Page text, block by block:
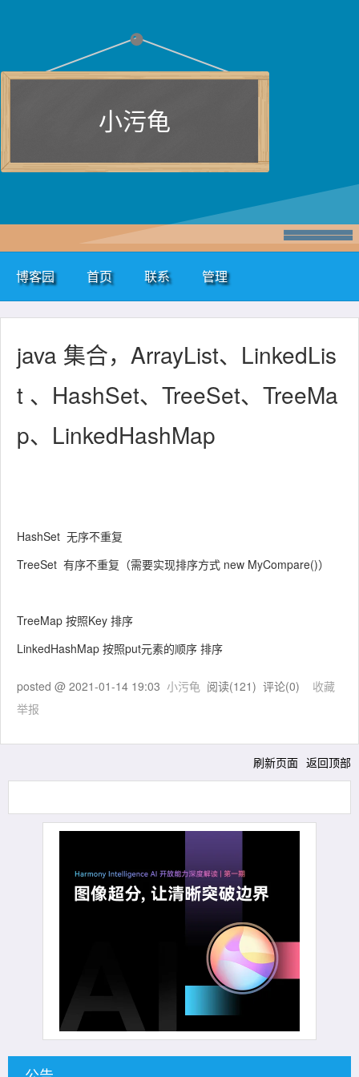
小污龟
博客园 首页 联系 管理
java 集合，ArrayList、LinkedLis
t 、HashSet、TreeSet、TreeMa
p、LinkedHashMap
HashSet 无序不重复
TreeSet 有序不重复（需要实现排序方式 new MyCompare()）
TreeMap 按照Key 排序
LinkedHashMap 按照put元素的顺序 排序
posted @ 2021-01-14 19:03 小污龟 阅读(121) 评论(0) 收藏
举报
刷新页面 返回顶部